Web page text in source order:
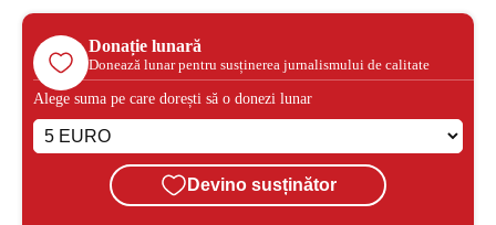
Donație lunară
Donează lunar pentru susținerea jurnalismului de calitate
Alege suma pe care dorești să o donezi lunar
Devino susținător